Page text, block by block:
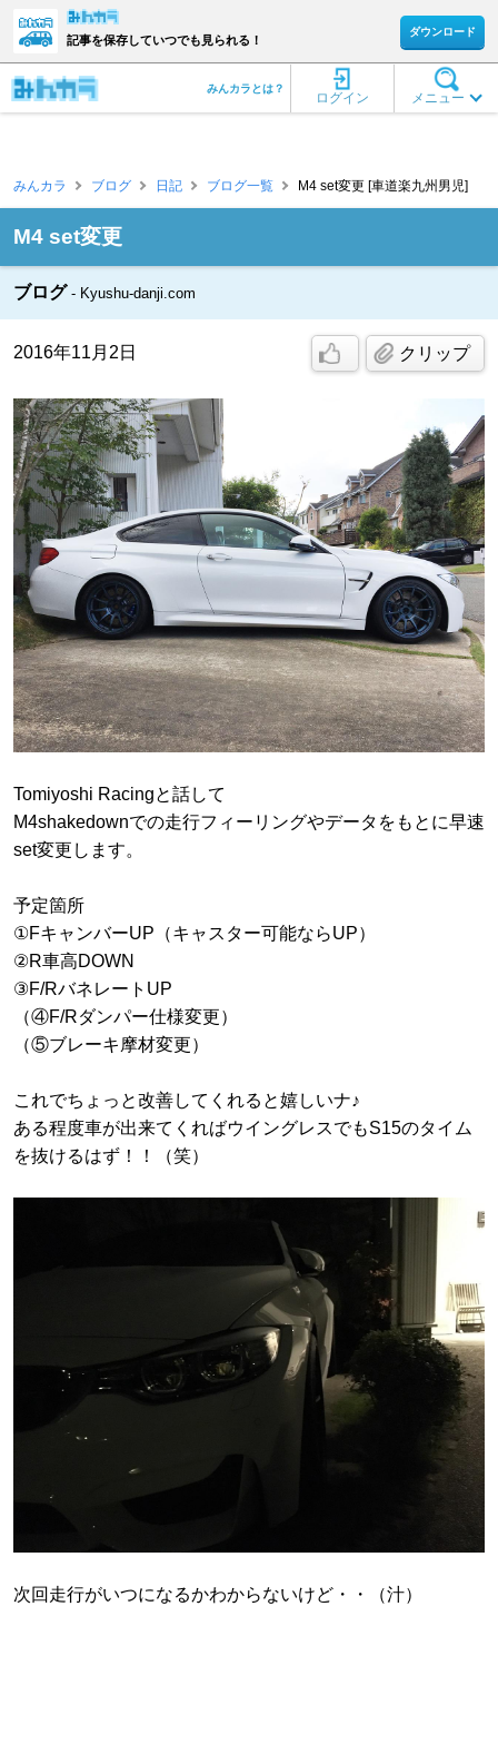
記事を保存していつでも見られる！
ダウンロード
メニュー
ログイン
みんカラとは？
みんカラ ブログ 日記 ブログ一覧 M4 set変更 [車道楽九州男児]
M4 set変更
ブログ Kyushu-danji.com
2016年11月2日 クリップ
Tomiyoshi Racingと話して
M4shakedownでの走行フィーリングやデータをもとに早速
set変更します。
予定箇所
①FキャンバーUP（キャスター可能ならUP）
②R車高DOWN
③F/RバネレートUP
（④F/Rダンパー仕様変更）
（⑤ブレーキ摩材変更）
これでちょっと改善してくれると嬉しいナ♪
ある程度車が出来てくればウイングレスでもS15のタイム
を抜けるはず！！（笑）
次回走行がいつになるかわからないけど・・（汁）